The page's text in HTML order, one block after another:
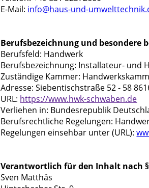
E-Mail: info@haus-und-
Berufsbezeichnung und besondere
Berufsfeld: Handwerk
Berufsbezeichnung: Installateur- und
Zuständige Kammer:
Adresse: Siebentischstraße 52 - 58
URL: https://www.hwk-schwaben.de
Verliehen in: Bundesrepublik
Berufsrechtliche Regelungen:
Regelungen einsehbar unter (URL):
Verantwortlich für den Inhalt nach §
Sven Matthäs